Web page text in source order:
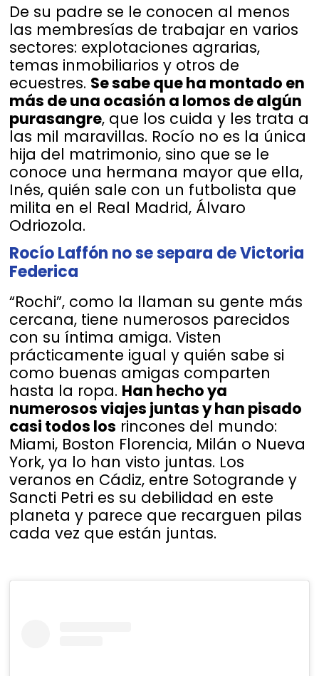
De su padre se le conocen al menos
las membresías de trabajar en varios
sectores: explotaciones agrarias,
temas inmobiliarios y otros de
ecuestres. Se sabe que ha montado en
más de una ocasión a lomos de algún
purasangre, que los cuida y les trata a
las mil maravillas. Rocío no es la única
hija del matrimonio, sino que se le
conoce una hermana mayor que ella,
Inés, quién sale con un futbolista que
milita en el Real Madrid, Álvaro
Odriozola.
Rocío Laffón no se separa de Victoria
Federica
“Rochi”, como la llaman su gente más
cercana, tiene numerosos parecidos
con su íntima amiga. Visten
prácticamente igual y quién sabe si
como buenas amigas comparten
hasta la ropa. Han hecho ya
numerosos viajes juntas y han pisado
casi todos los rincones del mundo:
Miami, Boston Florencia, Milán o Nueva
York, ya lo han visto juntas. Los
veranos en Cádiz, entre Sotogrande y
Sancti Petri es su debilidad en este
planeta y parece que recarguen pilas
cada vez que están juntas.